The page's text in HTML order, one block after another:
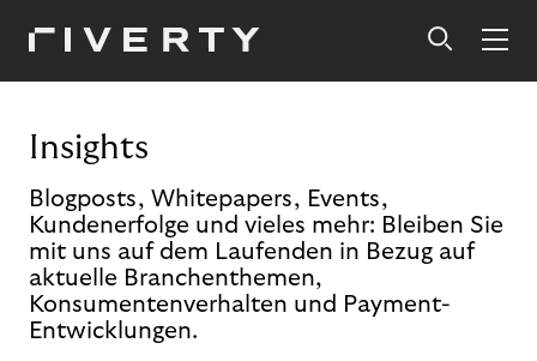
Insights
Blogposts, Whitepapers, Events,
Kundenerfolge und vieles mehr: Bleiben Sie
mit uns auf dem Laufenden in Bezug auf
aktuelle Branchenthemen,
Konsumentenverhalten und Payment-
Entwicklungen.